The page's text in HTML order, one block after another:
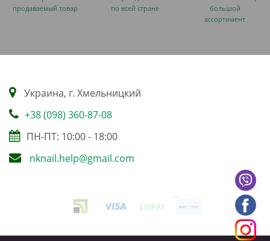
продаваемый товар
по всей стране
большой
ассортимент
Украина, г. Хмельницкий
+38 (098) 360-87-08
ПН-ПТ: 10:00 - 18:00
nknail.help@gmail.com